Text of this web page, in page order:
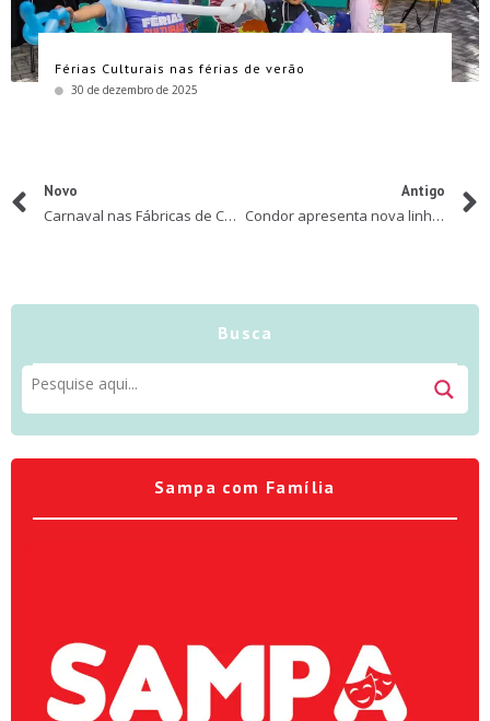
Férias Culturais nas férias de verão
30 de dezembro de 2025
Novo
Carnaval nas Fábricas de Cultura
Antigo
Condor apresenta nova linha de pincéis para a volta às aulas
Busca
Sampa com Família